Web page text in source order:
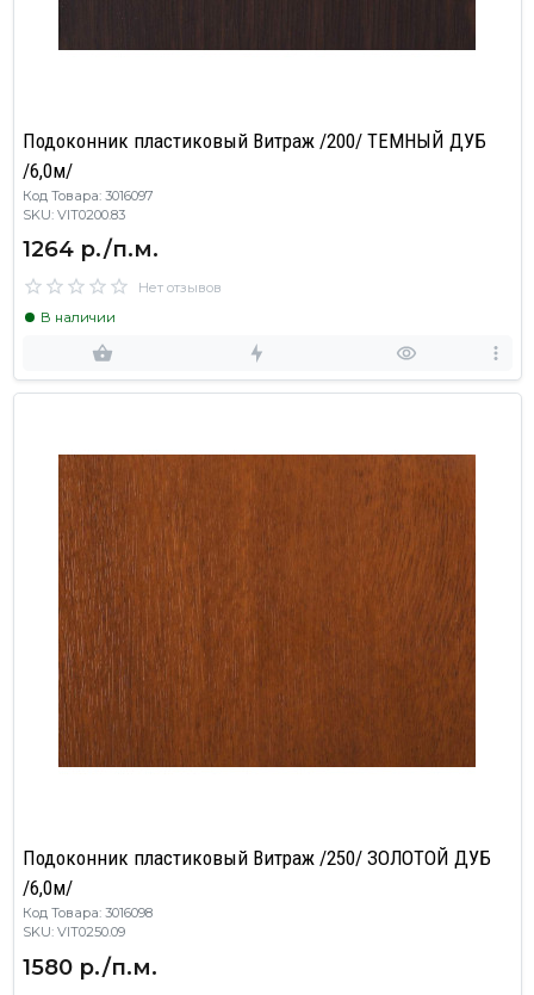
Подоконник пластиковый Витраж /200/ ТЕМНЫЙ ДУБ
/6,0м/
Код Товара: 3016097
SKU: VIT0200.83
1264 р./п.м.
Нет отзывов
В наличии
Подоконник пластиковый Витраж /250/ ЗОЛОТОЙ ДУБ
/6,0м/
Код Товара: 3016098
SKU: VIT0250.09
1580 р./п.м.